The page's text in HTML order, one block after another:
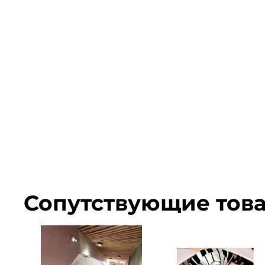
Сопутствующие